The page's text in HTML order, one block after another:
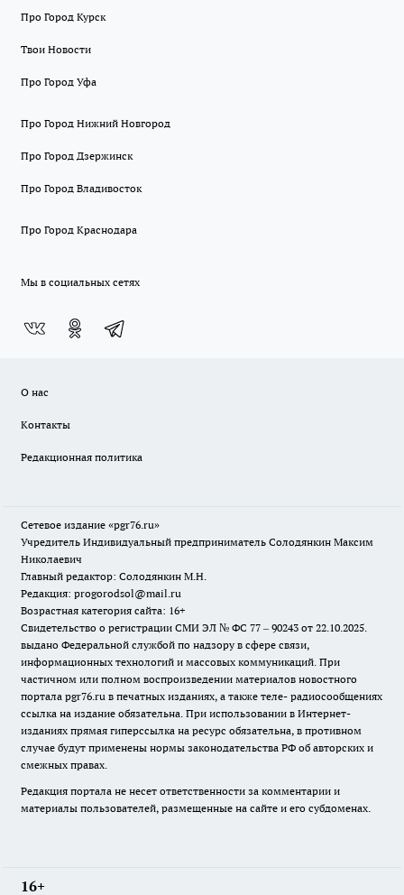
Про Город Курск
Твои Новости
Про Город Уфа
Про Город Нижний Новгород
Про Город Дзержинск
Про Город Владивосток
Про Город Краснодара
Мы в социальных сетях
О нас
Контакты
Редакционная политика
Сетевое издание «pgr76.ru»
Учредитель Индивидуальный предприниматель Солодянкин Максим
Николаевич
Главный редактор: Солодянкин М.Н.
Редакция: progorodsol@mail.ru
Возрастная категория сайта: 16+
Свидетельство о регистрации СМИ ЭЛ № ФС 77 – 90243 от 22.10.2025.
выдано Федеральной службой по надзору в сфере связи,
информационных технологий и массовых коммуникаций. При
частичном или полном воспроизведении материалов новостного
портала pgr76.ru в печатных изданиях, а также теле- радиосообщениях
ссылка на издание обязательна. При использовании в Интернет-
изданиях прямая гиперссылка на ресурс обязательна, в противном
случае будут применены нормы законодательства РФ об авторских и
смежных правах.
Редакция портала не несет ответственности за комментарии и
материалы пользователей, размещенные на сайте и его субдоменах.
16+